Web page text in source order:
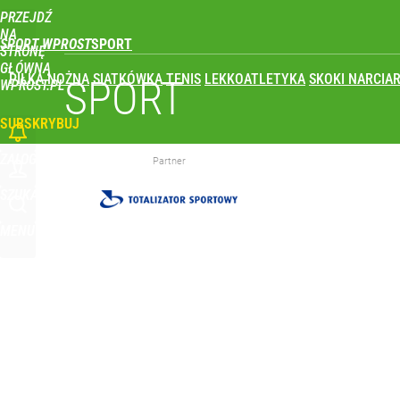
PRZEJDŹ
NA
STRONĘ
GŁÓWNĄ
WPROST.PL
SPORT WPROST
PIŁKA NOŻNA SIATKÓWKA TENIS LEKKOATLETYKA SKOKI
SUBSKRYBUJ
Real Madryt właśnie pobił rekord transferowy!
To największa siła reprezentacji Polski. Reszta
SPORT
Partner